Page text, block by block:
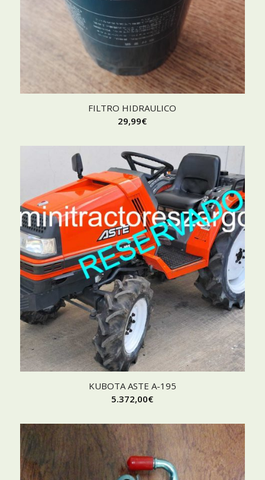
FILTRO HIDRAULICO
29,99€
KUBOTA ASTE A-195
5.372,00€